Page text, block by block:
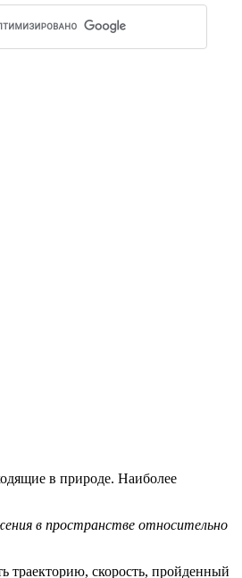
в природе. Наиболее
в пространстве относительно
траекторию, скорость, пройденный